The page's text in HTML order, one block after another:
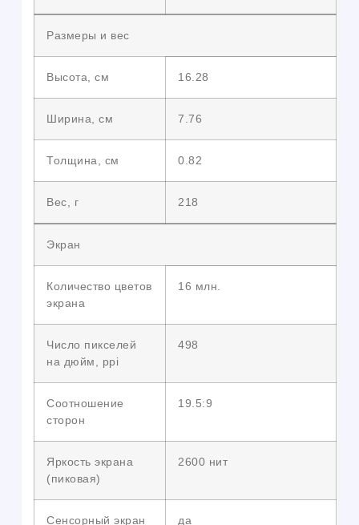
Размеры и вес
Высота, см 16.28
Ширина, см 7.76
Толщина, см 0.82
Вес, г 218
Экран
Количество цветов
экрана
16 млн.
Число пикселей
на дюйм, ppi
498
Соотношение
сторон
19.5:9
Яркость экрана
(пиковая)
2600 нит
Сенсорный экран да